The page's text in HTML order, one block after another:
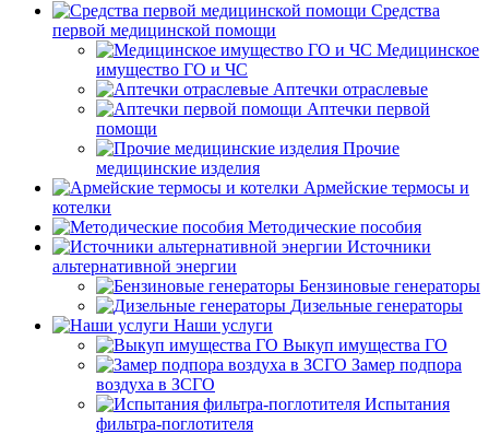
Средства
первой медицинской помощи
Медицинское
имущество ГО и ЧС
Аптечки отраслевые
Аптечки первой
помощи
Прочие
медицинские изделия
Армейские термосы и
котелки
Методические пособия
Источники
альтернативной энергии
Бензиновые генераторы
Дизельные генераторы
Наши услуги
Выкуп имущества ГО
Замер подпора
воздуха в ЗСГО
Испытания
фильтра-поглотителя